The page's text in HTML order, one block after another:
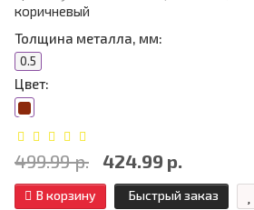
коричневый
Толщина металла, мм:
0.5
Цвет:
499.99 р. 424.99 р.
В корзину Быстрый заказ